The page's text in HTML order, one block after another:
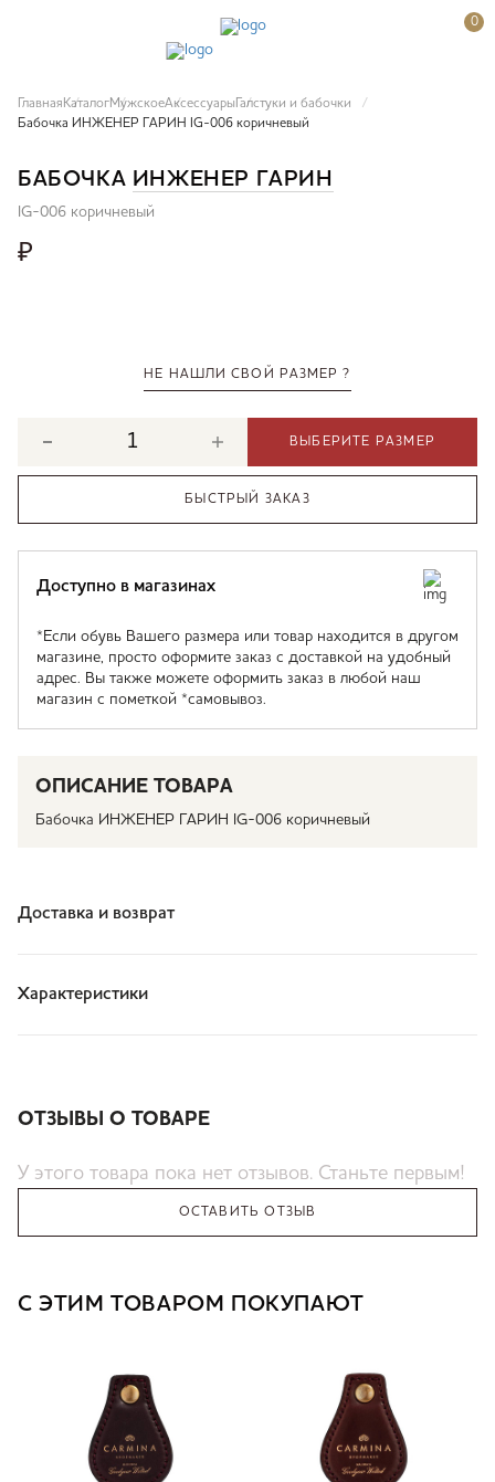
0
Главная КаталогМужскоеАксессуары Галстуки и бабочки
Бабочка ИНЖЕНЕР ГАРИН IG-006 коричневый
БАБОЧКА ИНЖЕНЕР ГАРИН
IG-006 коричневый
₽
НЕ НАШЛИ СВОЙ РАЗМЕР ?
ВЫБЕРИТЕ РАЗМЕР
БЫСТРЫЙ ЗАКАЗ
Доступно в магазинах
*Если обувь Вашего размера или товар находится в другом
магазине, просто оформите заказ с доставкой на удобный
адрес. Вы также можете оформить заказ в любой наш
магазин с пометкой *самовывоз.
ОПИСАНИЕ ТОВАРА
Бабочка ИНЖЕНЕР ГАРИН IG-006 коричневый
Доставка и возврат
Характеристики
ОТЗЫВЫ О ТОВАРЕ
У этого товара пока нет отзывов. Станьте первым!
ОСТАВИТЬ ОТЗЫВ
С ЭТИМ ТОВАРОМ ПОКУПАЮТ